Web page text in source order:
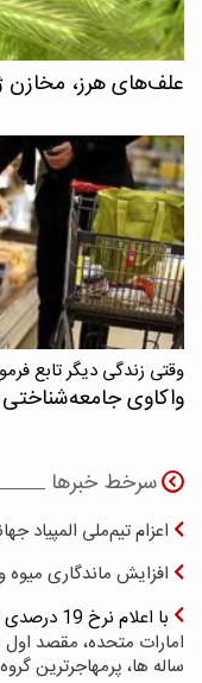
علف‌های هرز، مخازن
وقتی زندگی دیگر تابع
واکاوی جامعه‌شناختی
سرخط خبرها
اعزام تیم‌ملی المپیاد
افزایش ماندگاری میوه
با اعلام نرخ 19 درصدی مهاجرت نخبگان عنوان شد
ساله ها، پرمهاجرترین